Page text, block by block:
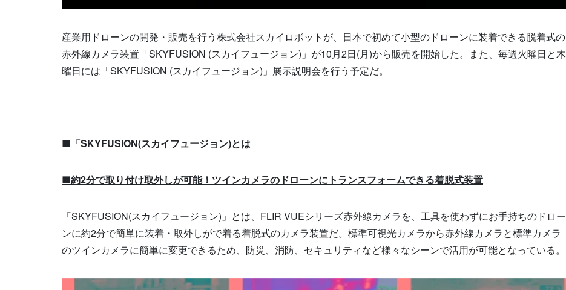
産業用ドローンの開発・販売を行う株式会社スカイロボットが、日本で初めて小型のドローンに装着できる脱着式の
赤外線カメラ装置「SKYFUSION (スカイフュージョン)」が10月2日(月)から販売を開始した。また、毎週火曜日と木
曜日には「SKYFUSION (スカイフュージョン)」展示説明会を行う予定だ。
■「SKYFUSION(スカイフュージョン)とは
■約2分で取り付け取外しが可能！ツインカメラのドローンにトランスフォームできる着脱式装置
「SKYFUSION(スカイフュージョン)」とは、FLIR VUEシリーズ赤外線カメラを、工具を使わずにお手持ちのドロー
ンに約2分で簡単に装着・取外しがで着る着脱式のカメラ装置だ。標準可視光カメラから赤外線カメラと標準カメラ
のツインカメラに簡単に変更できるため、防災、消防、セキュリティなど様々なシーンで活用が可能となっている。